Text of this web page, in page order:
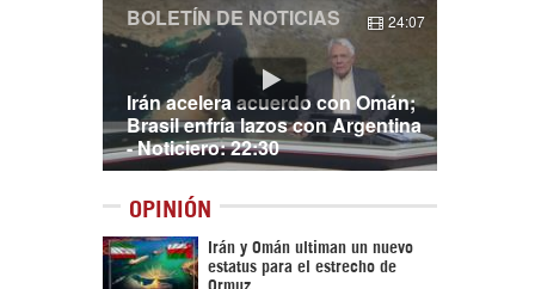
Irán acelera acuerdo con Omán;
Brasil enfría lazos con Argentina
- Noticiero: 22:30
BOLETÍN DE NOTICIAS 24:07
OPINIÓN
Irán y Omán ultiman un nuevo
estatus para el estrecho de
Ormuz